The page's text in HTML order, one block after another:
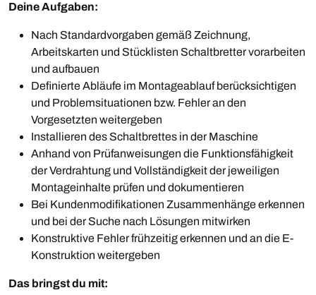
Deine Aufgaben:
Nach Standardvorgaben gemäß Zeichnung,
Arbeitskarten und Stücklisten Schaltbretter vorarbeiten
und aufbauen
Definierte Abläufe im Montageablauf berücksichtigen
und Problemsituationen bzw. Fehler an den
Vorgesetzten weitergeben
Installieren des Schaltbrettes in der Maschine
Anhand von Prüfanweisungen die Funktionsfähigkeit
der Verdrahtung und Vollständigkeit der jeweiligen
Montageinhalte prüfen und dokumentieren
Bei Kundenmodifikationen Zusammenhänge erkennen
und bei der Suche nach Lösungen mitwirken
Konstruktive Fehler frühzeitig erkennen und an die E-
Konstruktion weitergeben
Das bringst du mit: